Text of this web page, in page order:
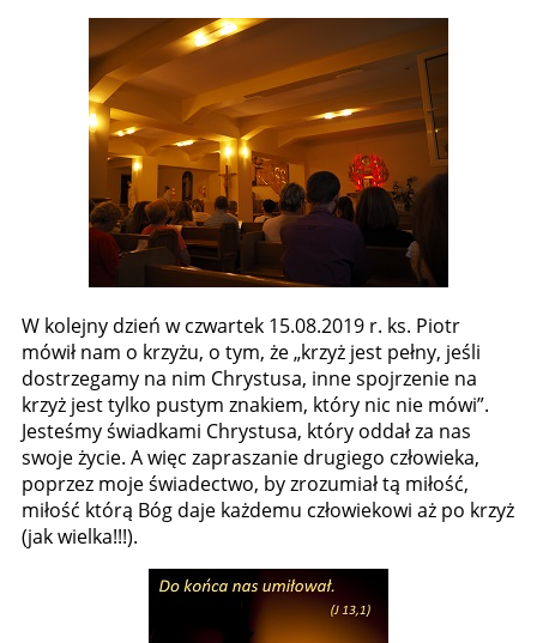
W kolejny dzień w czwartek 15.08.2019 r. ks. Piotr
mówił nam o krzyżu, o tym, że „krzyż jest pełny, jeśli
dostrzegamy na nim Chrystusa, inne spojrzenie na
krzyż jest tylko pustym znakiem, który nic nie mówi”.
Jesteśmy świadkami Chrystusa, który oddał za nas
swoje życie. A więc zapraszanie drugiego człowieka,
poprzez moje świadectwo, by zrozumiał tą miłość,
miłość którą Bóg daje każdemu człowiekowi aż po krzyż
(jak wielka!!!).